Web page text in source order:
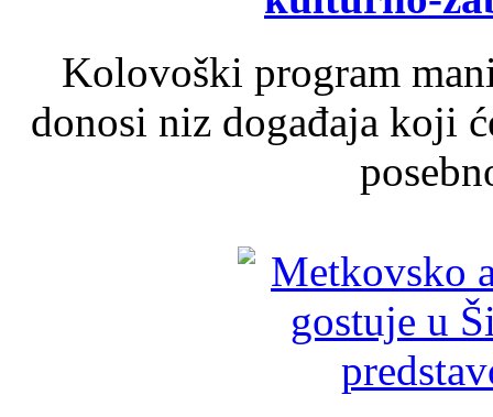
Kolovoški program
donosi niz događaja koji